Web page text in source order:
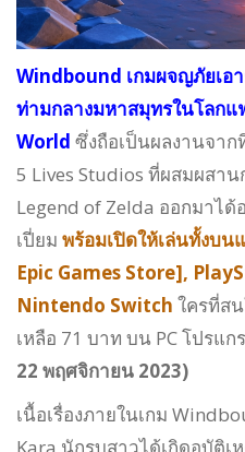
Windbound เกมผจญภัยเอ
ท่ามกลางมหาสมุทรในโลก
World ซึ่งถือเป็นผลงานจา
5 Lives Studios ที่ผสมผสา
Legend of Zelda ออกมาไ
เปี่ยม พร้อมเปิดให้เล่นทั้งบ
Epic Games Store],
Nintendo Switch ใครที่ส
เหลือ 71 บาท บน PC โปรแก
22 พฤศจิกายน 2023)
เนื้อเรื่องภายในเกม
Kara นักรบสาวได้เกิดอุบัติเ